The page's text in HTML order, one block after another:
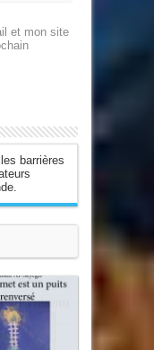
et mon site
barrières